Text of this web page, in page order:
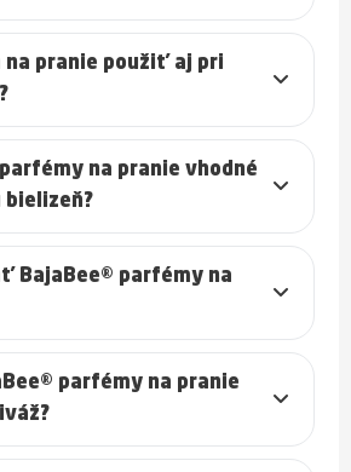
na pranie použiť aj pri
na pranie vhodné
bielizeň?
BajaBee® parfémy na
parfémy na pranie